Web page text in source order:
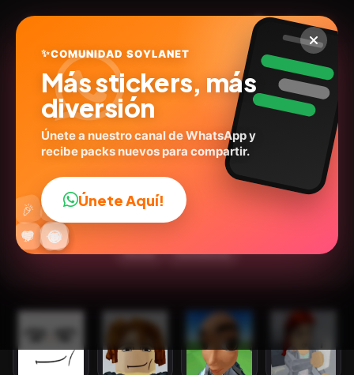
Roblox Reacciones
@stickers.aaron
15stickers 🎮Juegos
Humor Caricaturas
😎
😂
🔥
💬
❤️ ✨
🤩
😜
🎉 👍
✨COMUNIDAD SOYLANET
Más stickers, más
diversión
Únete a nuestro canal de WhatsApp y
recibe packs nuevos para compartir.
Únete Aquí!